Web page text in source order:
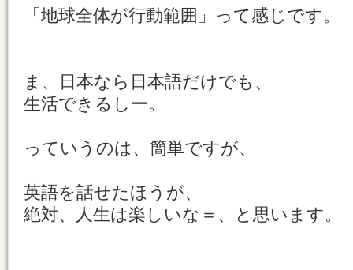
「地球全体が行動範囲」って感じです。
ま、日本なら日本語だけでも、
生活できるしー。
っていうのは、簡単ですが、
英語を話せたほうが、
絶対、人生は楽しいな＝、と思います。